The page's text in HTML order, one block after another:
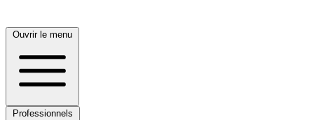
Ouvrir le menu
Professionnels